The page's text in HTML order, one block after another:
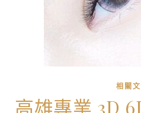
相關
高雄專業 3D